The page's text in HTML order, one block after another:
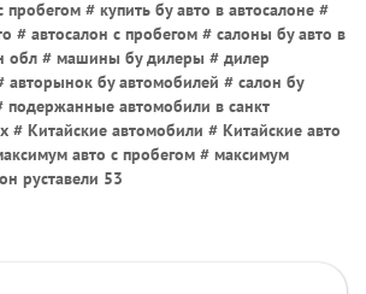
пробегом # купить бу авто в автосалоне #
# автосалон с пробегом # салоны бу авто в
обл # машины бу дилеры # дилер
бу автомобилей # салон бу
подержанные автомобили в санкт
# Китайские автомобили # Китайские авто
авто с пробегом # максимум
руставели 53